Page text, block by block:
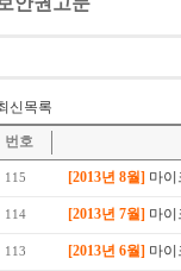
신목록
번호
115 [2013년 8월] 마
114 [2013년 7월] 마
113 [2013년 6월] 마